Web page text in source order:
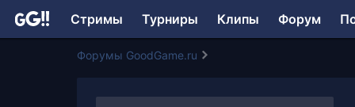
Стримы Турниры Клипы Форум
Форумы GoodGame.ru